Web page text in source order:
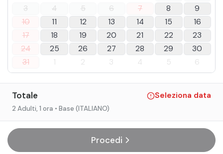
3
4 5 6 7 8
9
10
11 12 13 14 15
16
17
18 19 20 21 22
23
24
25 26 27 28 29
30
31
1 2 3 4 5 6
Totale Seleziona data
2 Adulti, 1 ora • Base (ITALIANO)
Procedi